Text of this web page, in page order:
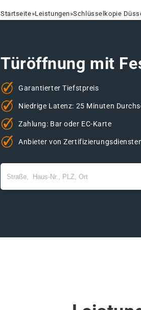
Startseite»Leistungen»Schlüsselkopie
Türöffnung mit
Garantierter Tiefstpreis
Niedrige Latenz: 25 Minuten
Zahlung: Bar oder EC-Karte
Anbieter von